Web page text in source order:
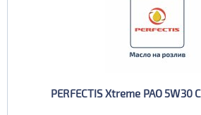
PERFECTIS Xtreme PAO 5W30